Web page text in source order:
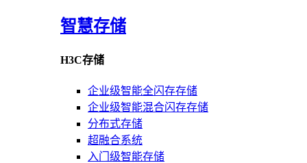
智慧存储
H3C存储
企业级智能全闪存存储
企业级智能混合闪存存储
分布式存储
超融合系统
入门级智能存储